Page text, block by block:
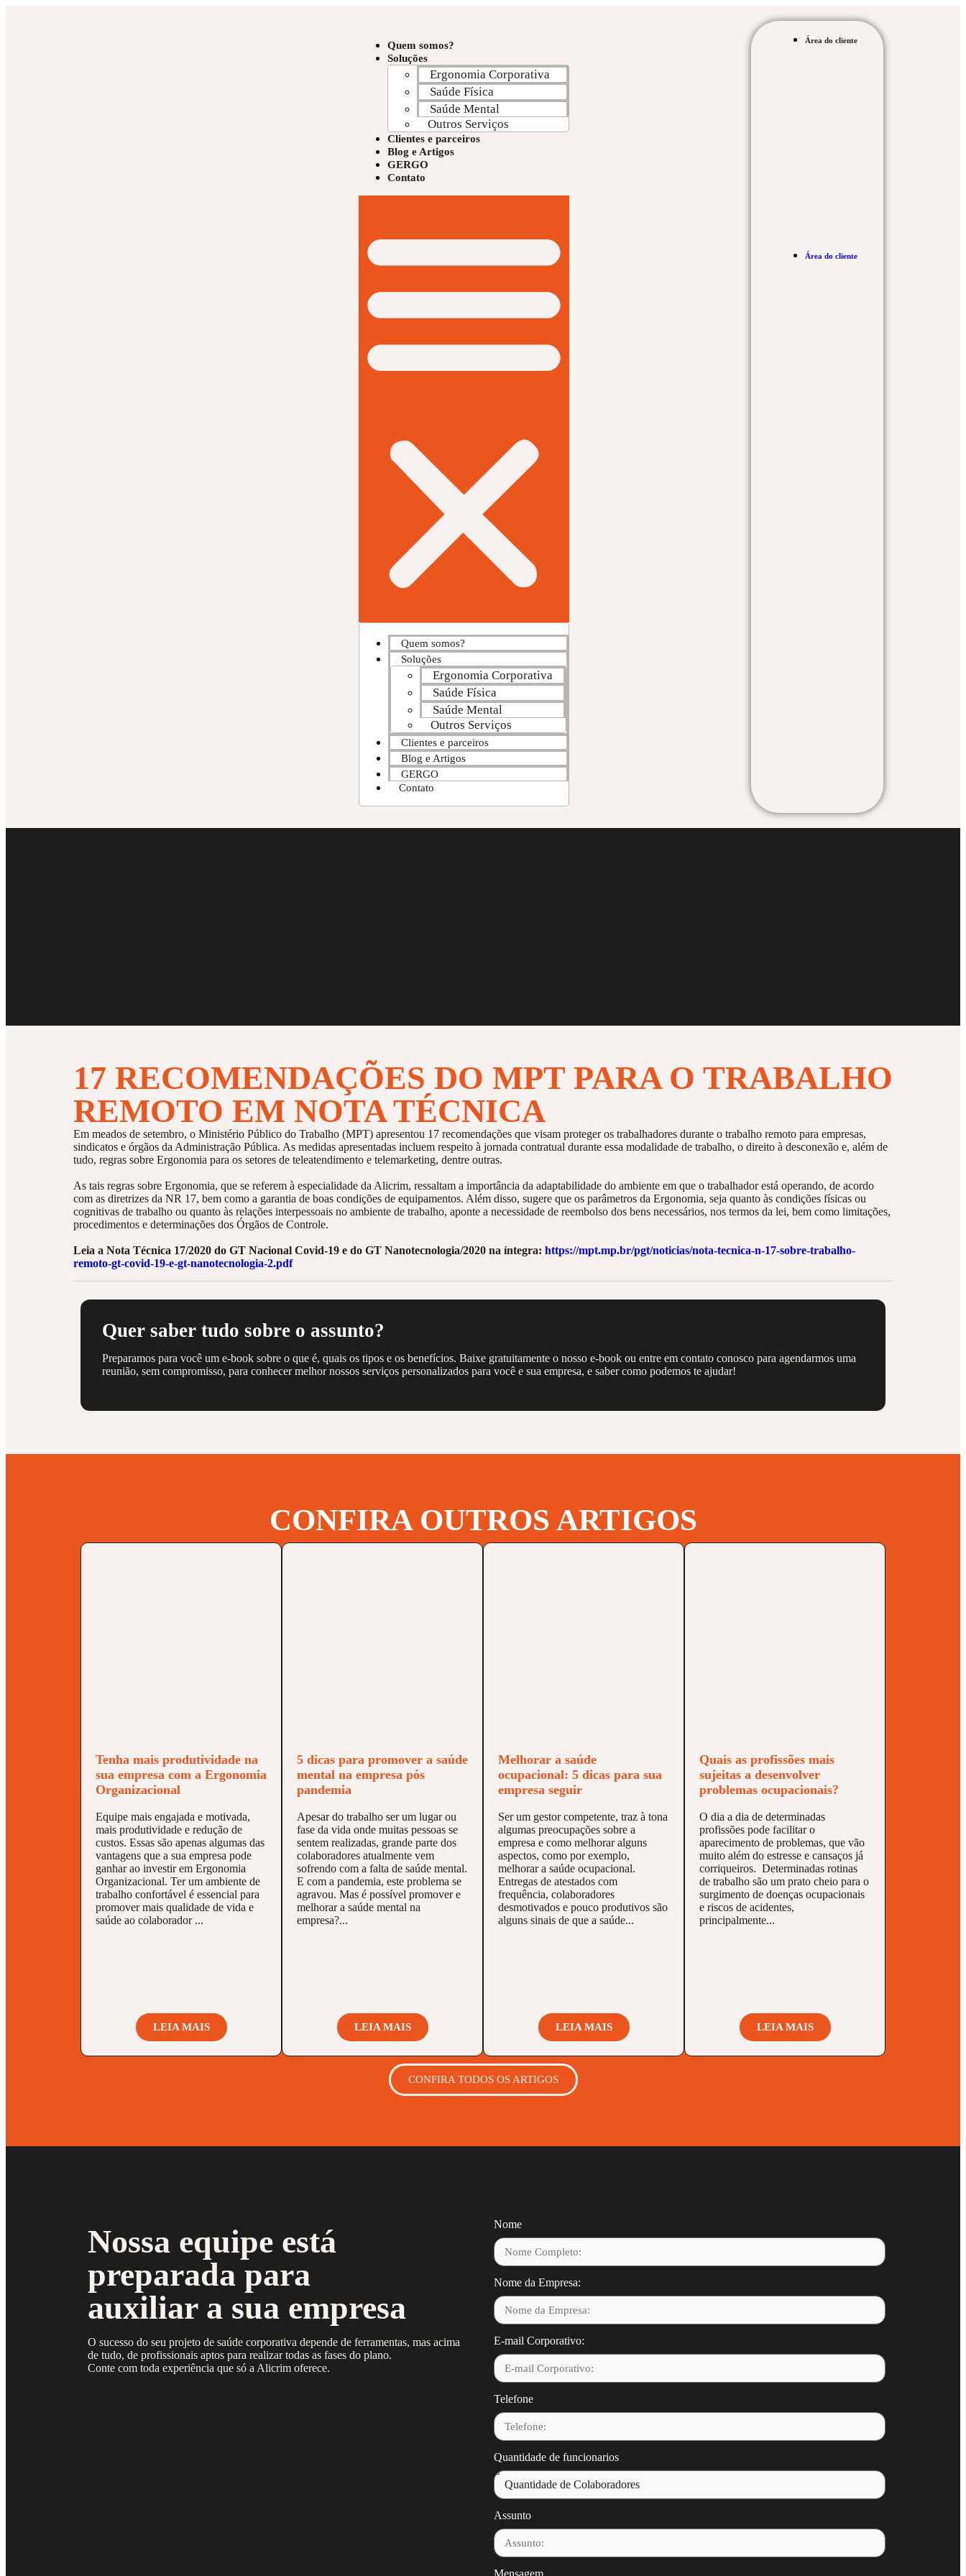
Quem somos?
Soluções
Ergonomia Corporativa
Saúde Física
Saúde Mental
Outros Serviços
Clientes e parceiros
Blog e Artigos
GERGO
Contato
Quem somos?
Soluções
Ergonomia Corporativa
Saúde Física
Saúde Mental
Outros Serviços
Clientes e parceiros
Blog e Artigos
GERGO
Contato
Área do cliente
Área do cliente
17 RECOMENDAÇÕES DO MPT PARA O TRABALHO
REMOTO EM NOTA TÉCNICA
Em meados de setembro, o Ministério Público do Trabalho (MPT) apresentou 17 recomendações que visam proteger os trabalhadores durante o trabalho remoto para empresas,
sindicatos e órgãos da Administração Pública. As medidas apresentadas incluem respeito à jornada contratual durante essa modalidade de trabalho, o direito à desconexão e, além de
tudo, regras sobre Ergonomia para os setores de teleatendimento e telemarketing, dentre outras.
As tais regras sobre Ergonomia, que se referem à especialidade da Alicrim, ressaltam a importância da adaptabilidade do ambiente em que o trabalhador está operando, de acordo
com as diretrizes da NR 17, bem como a garantia de boas condições de equipamentos. Além disso, sugere que os parâmetros da Ergonomia, seja quanto às condições físicas ou
cognitivas de trabalho ou quanto às relações interpessoais no ambiente de trabalho, aponte a necessidade de reembolso dos bens necessários, nos termos da lei, bem como limitações,
procedimentos e determinações dos Órgãos de Controle.
Leia a Nota Técnica 17/2020 do GT Nacional Covid-19 e do GT Nanotecnologia/2020 na íntegra: https://mpt.mp.br/pgt/noticias/nota-tecnica-n-17-sobre-trabalho-
remoto-gt-covid-19-e-gt-nanotecnologia-2.pdf
Quer saber tudo sobre o assunto?
Preparamos para você um e-book sobre o que é, quais os tipos e os benefícios. Baixe gratuitamente o nosso e-book ou entre em contato conosco para agendarmos uma
reunião, sem compromisso, para conhecer melhor nossos serviços personalizados para você e sua empresa, e saber como podemos te ajudar!
CONFIRA OUTROS ARTIGOS
Tenha mais produtividade na
sua empresa com a Ergonomia
Organizacional
Equipe mais engajada e motivada,
mais produtividade e redução de
custos. Essas são apenas algumas das
vantagens que a sua empresa pode
ganhar ao investir em Ergonomia
Organizacional. Ter um ambiente de
trabalho confortável é essencial para
promover mais qualidade de vida e
saúde ao colaborador ...
LEIA MAIS
5 dicas para promover a saúde
mental na empresa pós
pandemia
Apesar do trabalho ser um lugar ou
fase da vida onde muitas pessoas se
sentem realizadas, grande parte dos
colaboradores atualmente vem
sofrendo com a falta de saúde mental.
E com a pandemia, este problema se
agravou. Mas é possível promover e
melhorar a saúde mental na
empresa?...
LEIA MAIS
Melhorar a saúde
ocupacional: 5 dicas para sua
empresa seguir
Ser um gestor competente, traz à tona
algumas preocupações sobre a
empresa e como melhorar alguns
aspectos, como por exemplo,
melhorar a saúde ocupacional.
Entregas de atestados com
frequência, colaboradores
desmotivados e pouco produtivos são
alguns sinais de que a saúde...
LEIA MAIS
Quais as profissões mais
sujeitas a desenvolver
problemas ocupacionais?
O dia a dia de determinadas
profissões pode facilitar o
aparecimento de problemas, que vão
muito além do estresse e cansaços já
corriqueiros. Determinadas rotinas
de trabalho são um prato cheio para o
surgimento de doenças ocupacionais
e riscos de acidentes,
principalmente...
LEIA MAIS
CONFIRA TODOS OS ARTIGOS
Nossa equipe está
preparada para
auxiliar a sua empresa
O sucesso do seu projeto de saúde corporativa depende de ferramentas, mas acima
de tudo, de profissionais aptos para realizar todas as fases do plano.
Conte com toda experiência que só a Alicrim oferece.
Nome
Nome da Empresa:
E-mail Corporativo:
Telefone
Quantidade de funcionarios
Assunto
Mensagem